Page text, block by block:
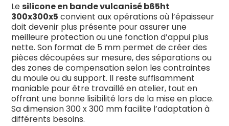
Lesilicone en bande vulcanisé b65ht
300x300x5 convient aux opérations où l’épaisseur
doit devenir plus présente pour assurer une
meilleure protection ou une fonction d’appui plus
nette. Son format de 5 mm permet de créer des
pièces découpées sur mesure, des séparations ou
des zones de compensation selon les contraintes
du moule ou du support. Il reste suffisamment
maniable pour être travaillé en atelier, tout en
offrant une bonne lisibilité lors de la mise en place.
Sa dimension 300 x 300 mm facilite l’adaptation à
différents besoins.